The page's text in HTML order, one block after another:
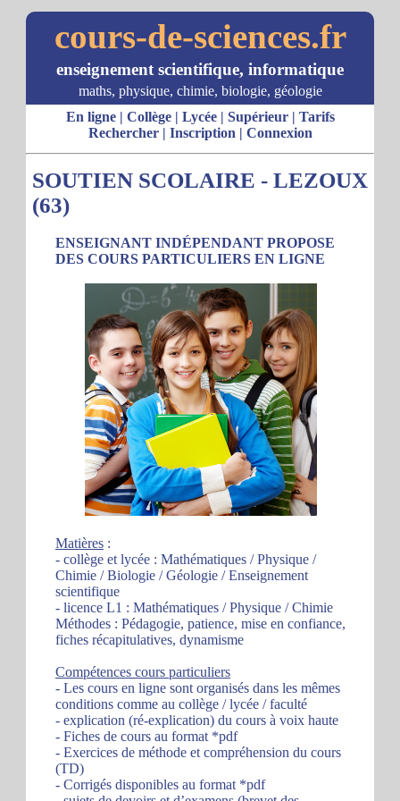
cours-de-sciences.fr
enseignement scientifique, informatique
maths, physique, chimie, biologie, géologie
En ligne| Collège| Lycée| Supérieur| Tarifs
Rechercher| Inscription | Connexion
SOUTIEN SCOLAIRE - LEZOUX
(63)
ENSEIGNANT INDÉPENDANT PROPOSE
DES COURS PARTICULIERS EN LIGNE
Matières :
- collège et lycée : Mathématiques / Physique /
Chimie / Biologie / Géologie / Enseignement
scientifique
- licence L1 : Mathématiques / Physique / Chimie
Méthodes : Pédagogie, patience, mise en confiance,
fiches récapitulatives, dynamisme
Compétences cours particuliers
- Les cours en ligne sont organisés dans les mêmes
conditions comme au collège / lycée / faculté
- explication (ré-explication) du cours à voix haute
- Fiches de cours au format *pdf
- Exercices de méthode et compréhension du cours
(TD)
- Corrigés disponibles au format *pdf